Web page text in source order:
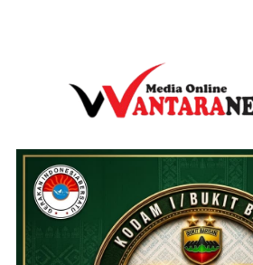
wantaranews.com